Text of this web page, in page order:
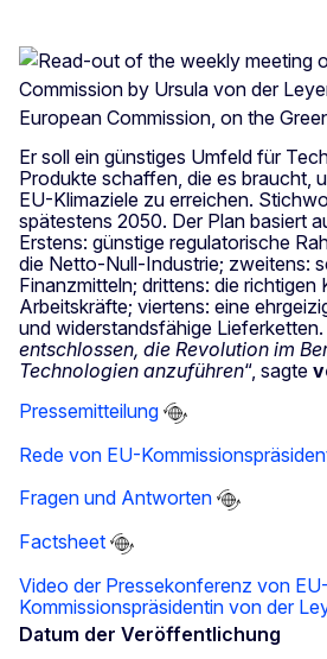
Er soll ein günstiges Umfeld für
Produkte schaffen, die es braucht,
EU-Klimaziele zu erreichen.
spätestens 2050. Der Plan basiert
Erstens: günstige regulatorische
die Netto-Null-Industrie; zweitens:
Finanzmitteln; drittens: die richtigen
Arbeitskräfte; viertens: eine
und widerstandsfähige Lieferketten. „
entschlossen, die Revolution im
Technologien anzuführen“, sagte
Pressemitteilung
Rede von EU-
Fragen und Antworten
Factsheet
Video der Pressekonferenz von EU-
Kommissionspräsidentin von der
Datum der Veröffentlichung